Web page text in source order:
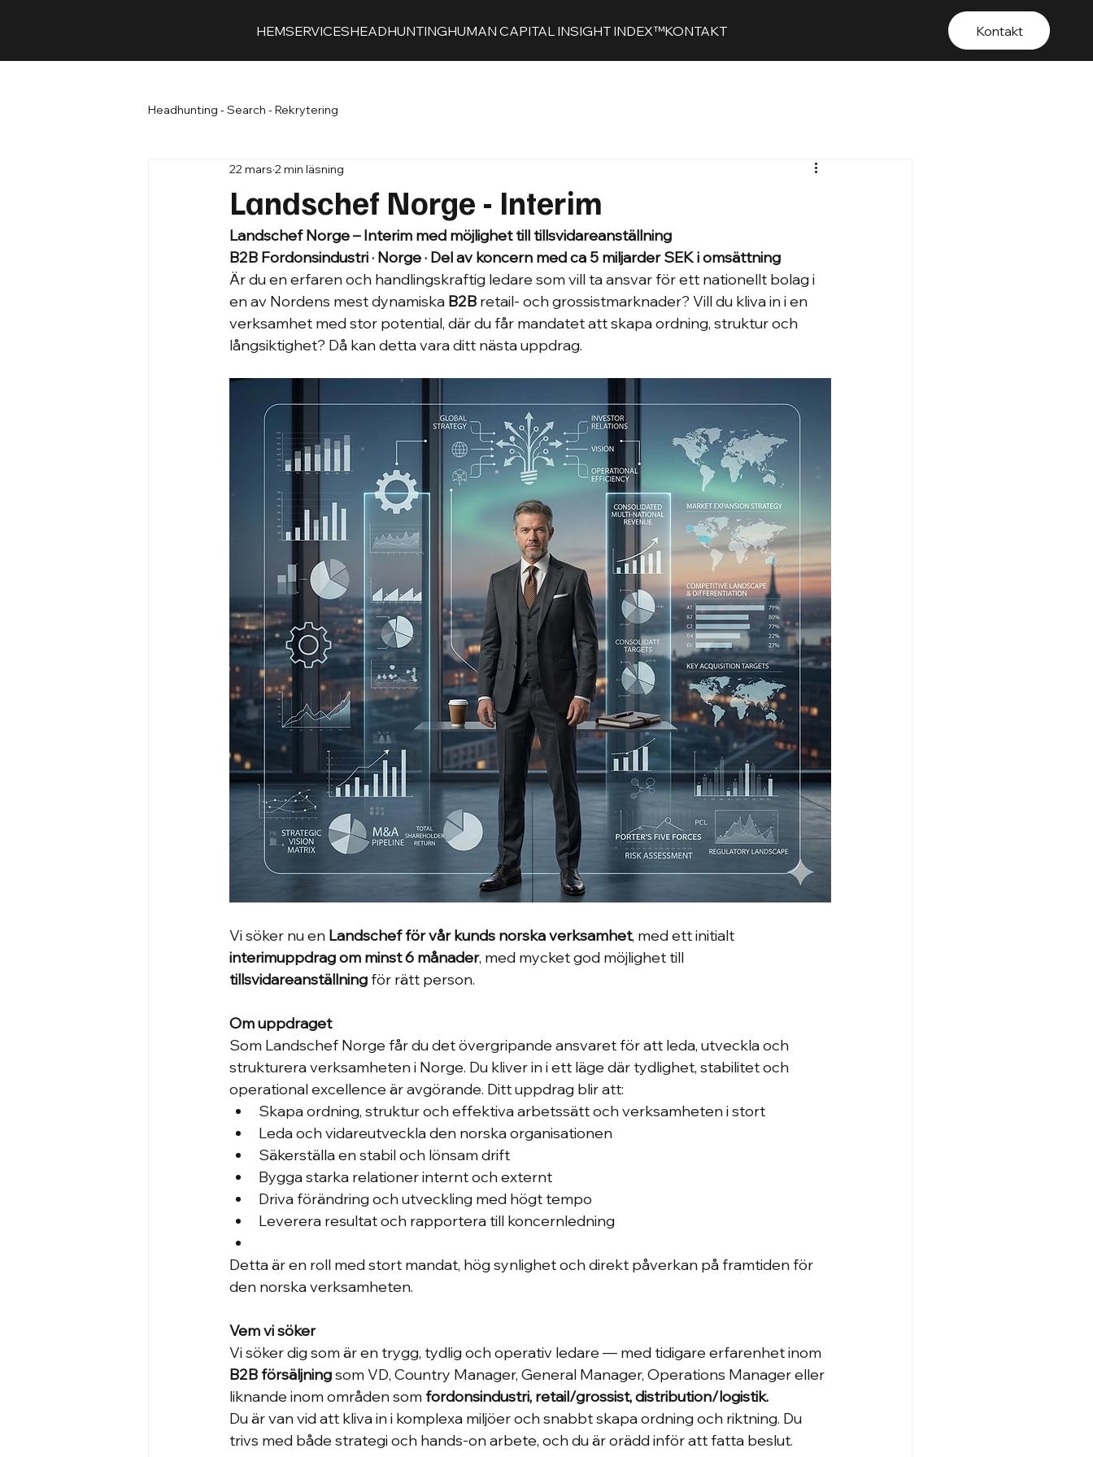
HEMSERVICESHEADHUNTINGHUMAN CAPITAL INSIGHT INDEX™KONTAKT Kontakt
Headhunting - Search - Rekrytering
Landschef Norge - Interim
22 mars 2 min läsning
Landschef Norge – Interim med möjlighet till tillsvidareanställning
B2B Fordonsindustri · Norge · Del av koncern med ca 5 miljarder SEK i omsättning
Är du en erfaren och handlingskraftig ledare som vill ta ansvar för ett nationellt bolag i
en av Nordens mest dynamiska B2B retail- och grossistmarknader? Vill du kliva in i en
verksamhet med stor potential, där du får mandatet att skapa ordning, struktur och
långsiktighet? Då kan detta vara ditt nästa uppdrag.
Vi söker nu en Landschef för vår kunds norska verksamhet, med ett initialt
interimuppdrag om minst 6 månader, med mycket god möjlighet till
tillsvidareanställning för rätt person.
Om uppdraget
Som Landschef Norge får du det övergripande ansvaret för att leda, utveckla och
strukturera verksamheten i Norge. Du kliver in i ett läge där tydlighet, stabilitet och
operational excellence är avgörande. Ditt uppdrag blir att:
Skapa ordning, struktur och effektiva arbetssätt och verksamheten i stort
Leda och vidareutveckla den norska organisationen
Säkerställa en stabil och lönsam drift
Bygga starka relationer internt och externt
Driva förändring och utveckling med högt tempo
Leverera resultat och rapportera till koncernledning
Detta är en roll med stort mandat, hög synlighet och direkt påverkan på framtiden för
den norska verksamheten.
Vem vi söker
Vi söker dig som är en trygg, tydlig och operativ ledare — med tidigare erfarenhet inom
B2B försäljning som VD, Country Manager, General Manager, Operations Manager eller
liknande inom områden som fordonsindustri, retail/grossist, distribution/logistik.
Du är van vid att kliva in i komplexa miljöer och snabbt skapa ordning och riktning. Du
trivs med både strategi och hands-on arbete, och du är orädd inför att fatta beslut.